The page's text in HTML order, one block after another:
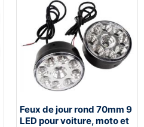
Feux de jour rond 70mm 9
LED pour voiture, moto et